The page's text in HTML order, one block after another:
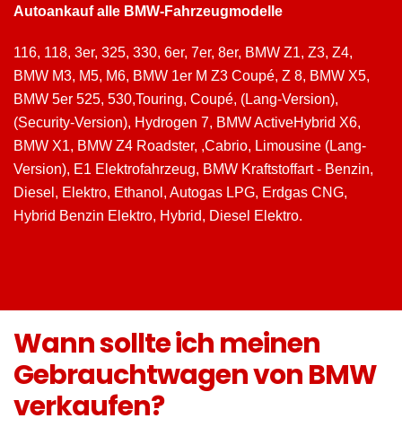
Autoankauf alle BMW-Fahrzeugmodelle
116, 118, 3er, 325, 330, 6er, 7er, 8er, BMW Z1, Z3, Z4,
BMW M3, M5, M6, BMW 1er M Z3 Coupé, Z 8, BMW X5,
BMW 5er 525, 530,Touring, Coupé, (Lang-Version),
(Security-Version), Hydrogen 7, BMW ActiveHybrid X6,
BMW X1, BMW Z4 Roadster, ,Cabrio, Limousine (Lang-
Version), E1 Elektrofahrzeug, BMW Kraftstoffart - Benzin,
Diesel, Elektro, Ethanol, Autogas LPG, Erdgas CNG,
Hybrid Benzin Elektro, Hybrid, Diesel Elektro.
Wann sollte ich meinen
Gebrauchtwagen von BMW
verkaufen?